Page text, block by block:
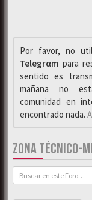
Por favor, no
Telegrαm para
sentido es
mañana no
comunidad en
encontrado nada.
ZONA TÉCNICO-